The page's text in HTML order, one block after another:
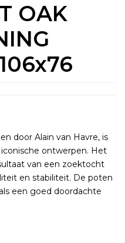
OAK
door Alain van Havre, is
ontwerpen. Het
van een zoektocht
en stabiliteit. De poten
een goed doordachte